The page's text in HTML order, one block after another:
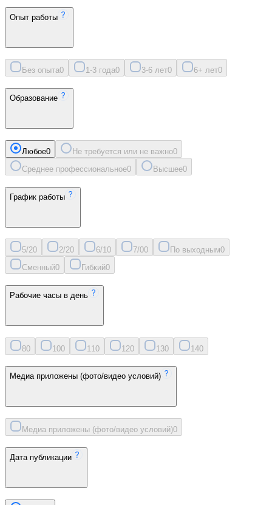
Опыт работы
Без опыта0 1-3 года0 3-6 лет0 6+ лет0
Образование
Любое0 Не требуется или не важно0
Среднее профессиональное0 Высшее0
График работы
5/20 2/20 6/10 7/00 По выходным0
Сменный0 Гибкий0
Рабочие часы в день
80 100 11 0 120 130 140
Медиа приложены (фото/видео условий)
Медиа приложены (фото/видео условий)0
Дата публикации